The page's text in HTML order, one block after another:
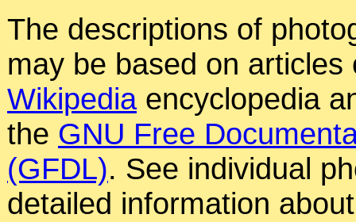
The descriptions of
may be based on articles
Wikipediaencyclopedia
the GNU Free
(GFDL). See individual
detailed information